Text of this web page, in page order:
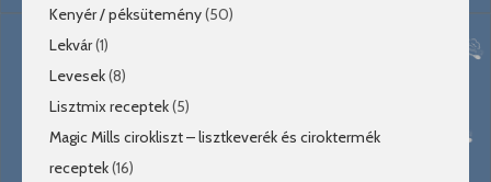
Kenyér / péksütemény(50)
Lekvár(1)
Levesek(8)
Lisztmix receptek(5)
Magic Mills cirokliszt – lisztkeverék és ciroktermék
receptek(16)